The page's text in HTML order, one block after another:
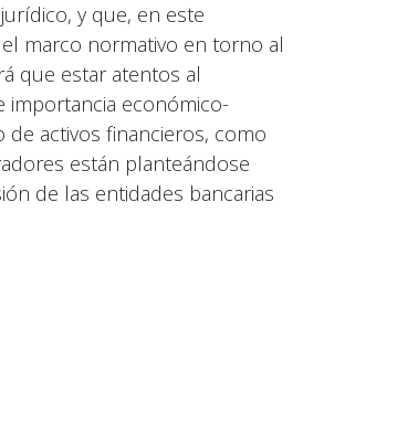
y que, en este
marco normativo en torno al
que estar atentos al
importancia económico-
activos financieros, como
están planteándose
de las entidades bancarias